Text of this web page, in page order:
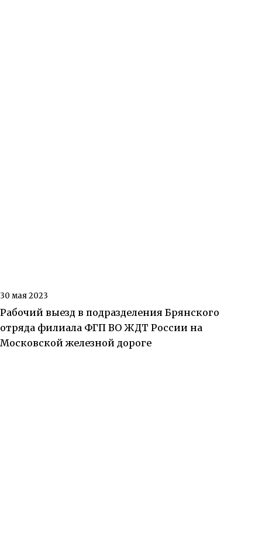
30 мая 2023
Рабочий выезд в подразделения Брянского
отряда филиала ФГП ВО ЖДТ России на
Московской железной дороге